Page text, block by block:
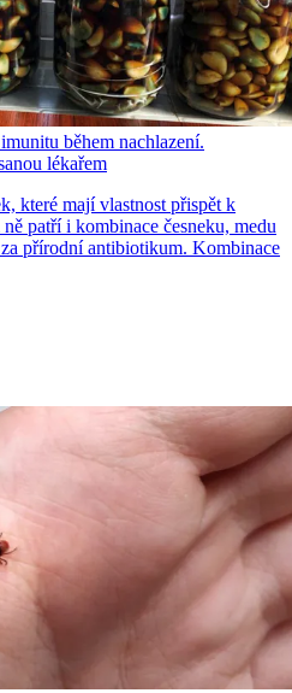
během nachlazení.
lékařem
které mají vlastnost přispět k
patří i kombinace česneku, medu
přírodní antibiotikum. Kombinace